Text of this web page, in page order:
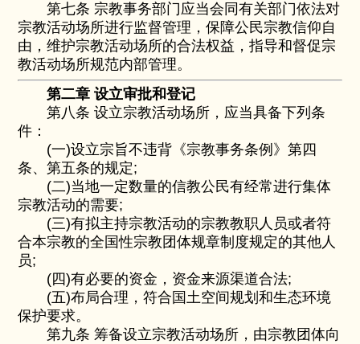
第七条 宗教事务部门应当会同有关部门依法对
宗教活动场所进行监督管理，保障公民宗教信仰自
由，维护宗教活动场所的合法权益，指导和督促宗
教活动场所规范内部管理。
第二章 设立审批和登记
第八条 设立宗教活动场所，应当具备下列条
件：
(一)设立宗旨不违背《宗教事务条例》第四
条、第五条的规定;
(二)当地一定数量的信教公民有经常进行集体
宗教活动的需要;
(三)有拟主持宗教活动的宗教教职人员或者符
合本宗教的全国性宗教团体规章制度规定的其他人
员;
(四)有必要的资金，资金来源渠道合法;
(五)布局合理，符合国土空间规划和生态环境
保护要求。
第九条 筹备设立宗教活动场所，由宗教团体向